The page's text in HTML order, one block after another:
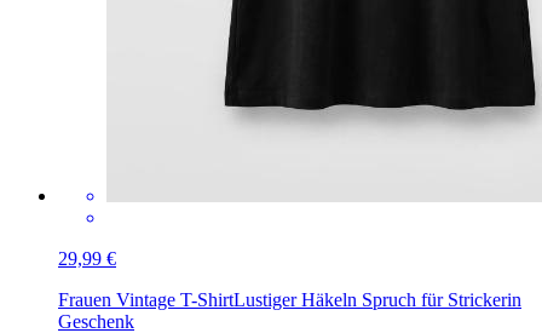
29,99 €
Frauen Vintage T-ShirtLustiger Häkeln Spruch für Strickerin
Geschenk